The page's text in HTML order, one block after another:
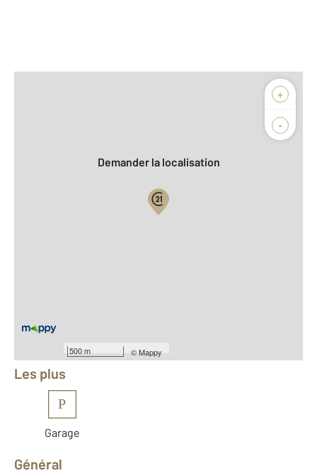
+
-
500 m ©Mappy
Biens vendus
Demander la localisation
Équipements
Les plus
P
Garage
Général